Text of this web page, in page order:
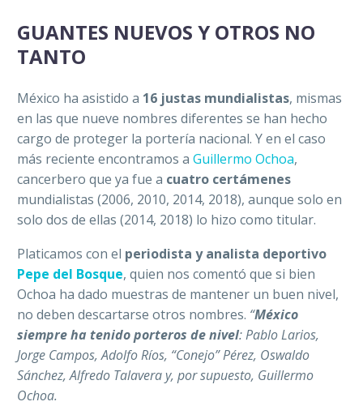
GUANTES NUEVOS Y OTROS NO
TANTO
México ha asistido a 16 justas mundialistas, mismas
en las que nueve nombres diferentes se han hecho
cargo de proteger la portería nacional. Y en el caso
más reciente encontramos a Guillermo Ochoa,
cancerbero que ya fue a cuatro certámenes
mundialistas (2006, 2010, 2014, 2018), aunque solo en
solo dos de ellas (2014, 2018) lo hizo como titular.
Platicamos con el periodista y analista deportivo
Pepe del Bosque, quien nos comentó que si bien
Ochoa ha dado muestras de mantener un buen nivel,
no deben descartarse otros nombres. “México
siempre ha tenido porteros de nivel: Pablo Larios,
Jorge Campos, Adolfo Ríos, “Conejo” Pérez, Oswaldo
Sánchez, Alfredo Talavera y, por supuesto, Guillermo
Ochoa.